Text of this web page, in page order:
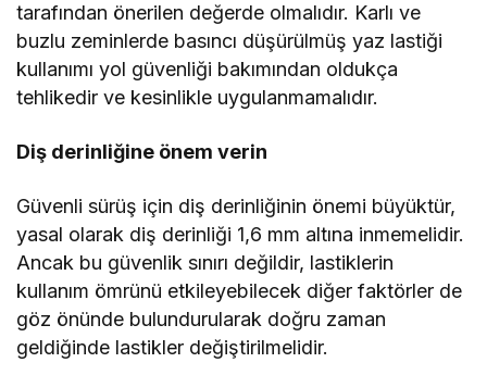
tarafından önerilen değerde olmalıdır. Karlı ve
buzlu zeminlerde basıncı düşürülmüş yaz lastiği
kullanımı yol güvenliği bakımından oldukça
tehlikedir ve kesinlikle uygulanmamalıdır.
Diş derinliğine önem verin
Güvenli sürüş için diş derinliğinin önemi büyüktür,
yasal olarak diş derinliği 1,6 mm altına inmemelidir.
Ancak bu güvenlik sınırı değildir, lastiklerin
kullanım ömrünü etkileyebilecek diğer faktörler de
göz önünde bulundurularak doğru zaman
geldiğinde lastikler değiştirilmelidir.